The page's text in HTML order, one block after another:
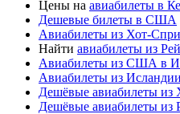
Цены на авиабилеты в
Дешевые билеты в США
Авиабилеты из Хот-
Найти авиабилеты из
Авиабилеты из США в
Авиабилеты из
Дешёвые авиабилеты из
Дешёвые авиабилеты из